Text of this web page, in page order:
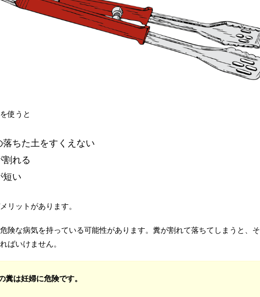
使うと
落ちた土をすくえない
割れる
短い
リットがあります。
険な病気を持っている可能性があります。糞が割れて落ちてしまうと、
ばいけません。
糞は妊婦に危険です。